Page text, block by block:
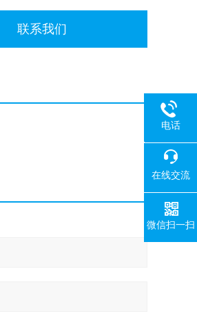
联系我们
电话
400-
在线交流
微信扫一扫